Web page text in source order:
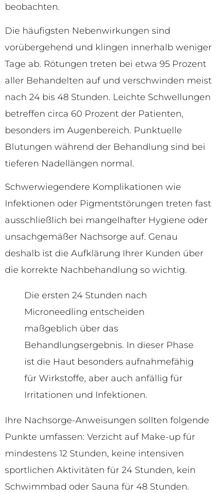
beobachten.
Die häufigsten Nebenwirkungen sind
vorübergehend und klingen innerhalb weniger
Tage ab. Rötungen treten bei etwa 95 Prozent
aller Behandelten auf und verschwinden meist
nach 24 bis 48 Stunden. Leichte Schwellungen
betreffen circa 60 Prozent der Patienten,
besonders im Augenbereich. Punktuelle
Blutungen während der Behandlung sind bei
tieferen Nadellängen normal.
Schwerwiegendere Komplikationen wie
Infektionen oder Pigmentstörungen treten fast
ausschließlich bei mangelhafter Hygiene oder
unsachgemäßer Nachsorge auf. Genau
deshalb ist die Aufklärung Ihrer Kunden über
die korrekte Nachbehandlung so wichtig.
Die ersten 24 Stunden nach
Microneedling entscheiden
maßgeblich über das
Behandlungsergebnis. In dieser Phase
ist die Haut besonders aufnahmefähig
für Wirkstoffe, aber auch anfällig für
Irritationen und Infektionen.
Ihre Nachsorge-Anweisungen sollten folgende
Punkte umfassen: Verzicht auf Make-up für
mindestens 12 Stunden, keine intensiven
sportlichen Aktivitäten für 24 Stunden, kein
Schwimmbad oder Sauna für 48 Stunden.